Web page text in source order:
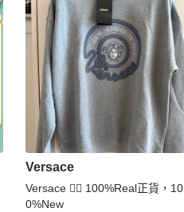
Versace
Versace 👍🏻 100%Real正貨，10
0%New